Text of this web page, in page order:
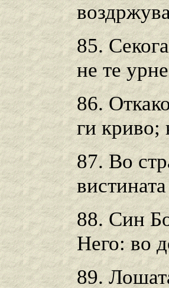
85.
не те
86.
ги криво;
87. Во
88. Син
Него: во
89.